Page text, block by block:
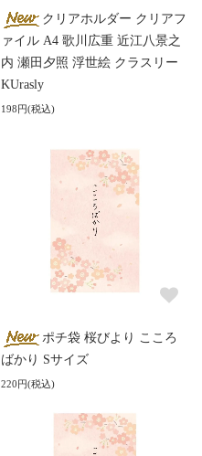
クリアホルダー クリアフ
ァイル A4 歌川広重 近江八景之
内 瀬田夕照 浮世絵 クラスリー
KUrasly
198円(税込)
ポチ袋 桜びより こころ
ばかり Sサイズ
220円(税込)